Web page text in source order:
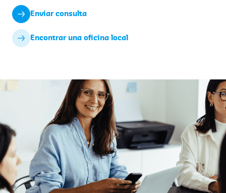
Enviar consulta
Encontrar una oficina local